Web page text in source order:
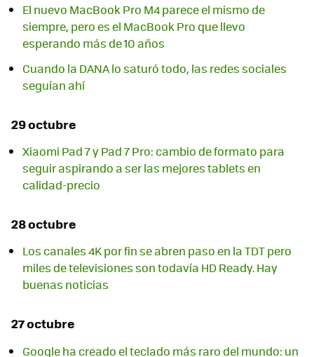
El nuevo MacBook Pro M4 parece el mismo de
siempre, pero es el MacBook Pro que llevo
esperando más de 10 años
Cuando la DANA lo saturó todo, las redes sociales
seguían ahí
29 octubre
Xiaomi Pad 7 y Pad 7 Pro: cambio de formato para
seguir aspirando a ser las mejores tablets en
calidad-precio
28 octubre
Los canales 4K por fin se abren paso en la TDT pero
miles de televisiones son todavía HD Ready. Hay
buenas noticias
27 octubre
Google ha creado el teclado más raro del mundo: un